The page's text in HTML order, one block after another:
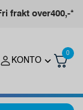
frakt over400,-*
KONTO
0